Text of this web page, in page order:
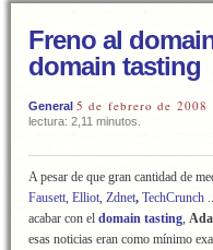
Freno al
domain tasting
General 5 de febrero de 2008
lectura: 2,11 minutos.
A pesar de que gran cantidad de
Fausett, Elliot, Zdnet, TechCrunch
acabar con el domain tasting,
esas noticias eran como mínimo